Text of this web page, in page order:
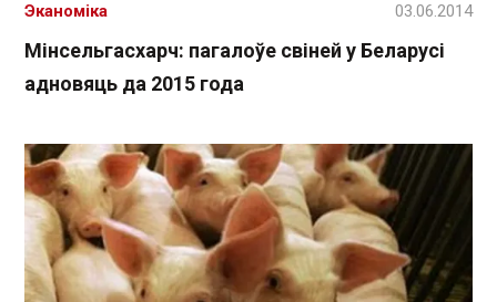
Мінсельгасхарч: пагалоўе свіней у Беларусі
адновяць да 2015 года
Эканоміка 03.06.2014